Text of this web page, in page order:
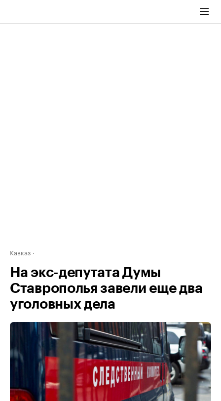
Кавказ
На экс-депутата Думы
Ставрополья завели еще два
уголовных дела